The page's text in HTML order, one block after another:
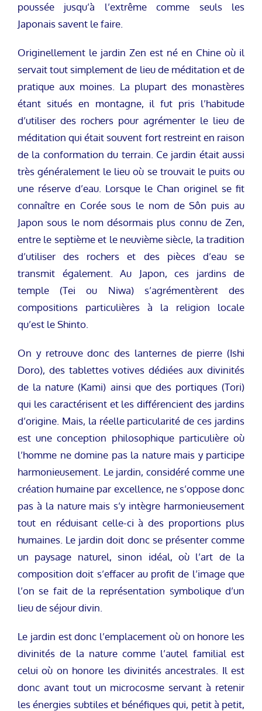
poussée jusqu’à l’extrême comme seuls les
Japonais savent le faire.
Originellement le jardin Zen est né en Chine où il
servait tout simplement de lieu de méditation et de
pratique aux moines. La plupart des monastères
étant situés en montagne, il fut pris l’habitude
d’utiliser des rochers pour agrémenter le lieu de
méditation qui était souvent fort restreint en raison
de la conformation du terrain. Ce jardin était aussi
très généralement le lieu où se trouvait le puits ou
une réserve d’eau. Lorsque le Chan originel se fit
connaître en Corée sous le nom de Sôn puis au
Japon sous le nom désormais plus connu de Zen,
entre le septième et le neuvième siècle, la tradition
d’utiliser des rochers et des pièces d’eau se
transmit également. Au Japon, ces jardins de
temple (Tei ou Niwa) s’agrémentèrent des
compositions particulières à la religion locale
qu’est le Shinto.
On y retrouve donc des lanternes de pierre (Ishi
Doro), des tablettes votives dédiées aux divinités
de la nature (Kami) ainsi que des portiques (Tori)
qui les caractérisent et les différencient des jardins
d’origine. Mais, la réelle particularité de ces jardins
est une conception philosophique particulière où
l’homme ne domine pas la nature mais y participe
harmonieusement. Le jardin, considéré comme une
création humaine par excellence, ne s’oppose donc
pas à la nature mais s’y intègre harmonieusement
tout en réduisant celle-ci à des proportions plus
humaines. Le jardin doit donc se présenter comme
un paysage naturel, sinon idéal, où l’art de la
composition doit s’effacer au profit de l’image que
l’on se fait de la représentation symbolique d’un
lieu de séjour divin.
Le jardin est donc l’emplacement où on honore les
divinités de la nature comme l’autel familial est
celui où on honore les divinités ancestrales. Il est
donc avant tout un microcosme servant à retenir
les énergies subtiles et bénéfiques qui, petit à petit,